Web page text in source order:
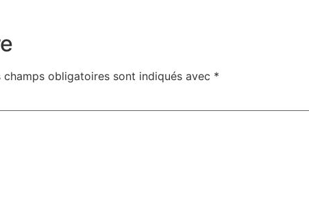
champs obligatoires sont indiqués avec *